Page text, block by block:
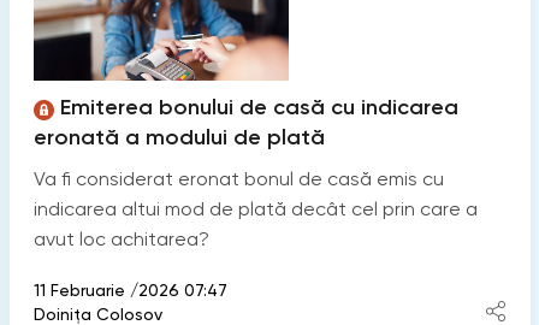
Emiterea bonului de casă cu indicarea
eronată a modului de plată
Va fi considerat eronat bonul de casă emis cu
indicarea altui mod de plată decât cel prin care a
avut loc achitarea?
11 Februarie /2026 07:47
Doinița Colosov